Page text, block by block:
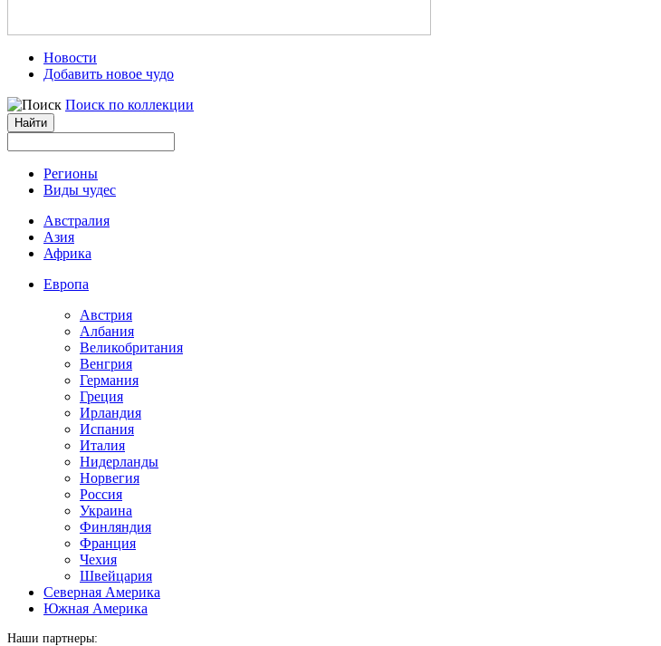
Новости
Добавить новое чудо
Поиск по коллекции
Регионы
Виды чудес
Австралия
Азия
Африка
Европа
Австрия
Албания
Великобритания
Венгрия
Германия
Греция
Ирландия
Испания
Италия
Нидерланды
Норвегия
Россия
Украина
Финляндия
Франция
Чехия
Швейцария
Северная Америка
Южная Америка
Наши партнеры: